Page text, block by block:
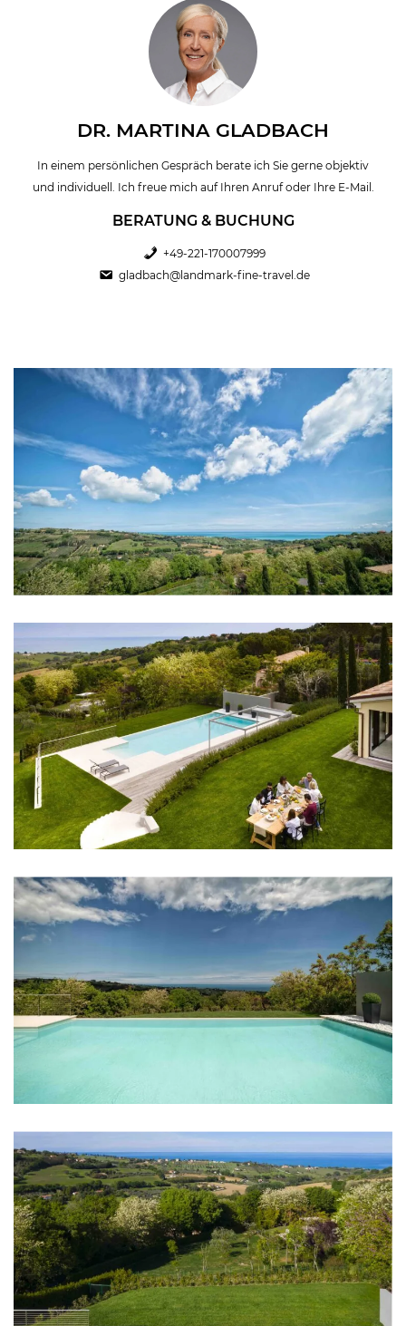
DR. MARTINA GLADBACH
In einem persönlichen Gespräch berate ich Sie gerne objektiv
und individuell. Ich freue mich auf Ihren Anruf oder Ihre E-Mail.
BERATUNG & BUCHUNG
+49-221-170007999
gladbach@landmark-fine-travel.de